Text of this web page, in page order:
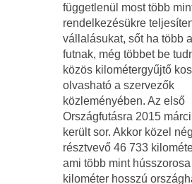
függetlenül most több
rendelkezésükre
vállalásukat, sőt ha több
futnak, még többet be
közös kilométergyűjtő
olvasható a szervezők
közleményében. Az első
Országfutásra 2015
került sor. Akkor közel
résztvevő 46 733
ami több mint
kilométer hosszú